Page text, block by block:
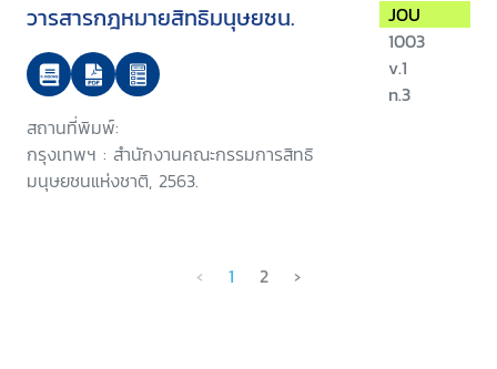
วารสารกฎหมายสิทธิมนุษยชน.
สถานที่พิมพ์:
กรุงเทพฯ : สำนักงานคณะกรรมการสิทธิ
มนุษยชนแห่งชาติ, 2563.
JOU
1003
v.1
n.3
‹ 1 2 ›